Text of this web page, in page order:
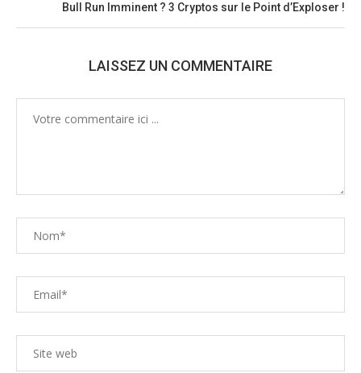
Bull Run Imminent ? 3 Cryptos sur le Point d’Exploser !
LAISSEZ UN COMMENTAIRE